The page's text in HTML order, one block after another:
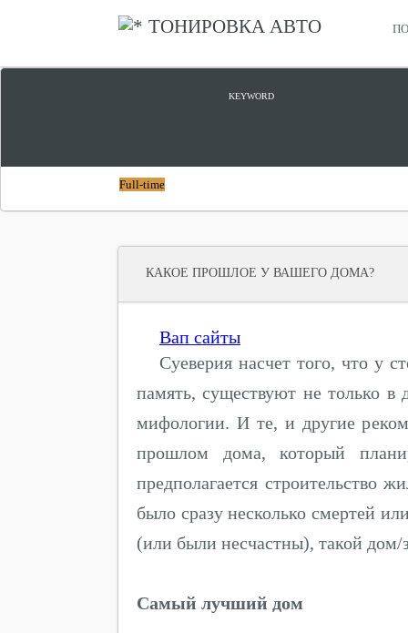
ТОНИРОВКА АВТО
KEYWORD
Full-time
КАКОЕ ПРОШЛОЕ У ВАШЕГО ДОМА?
Вап сайты
Суеверия насчет того, что у
память, существуют не только
мифологии. И те, и другие
прошлом дома, который
предполагается строительство
было сразу несколько смертей
(или были несчастны), такой дом/
Самый лучший дом